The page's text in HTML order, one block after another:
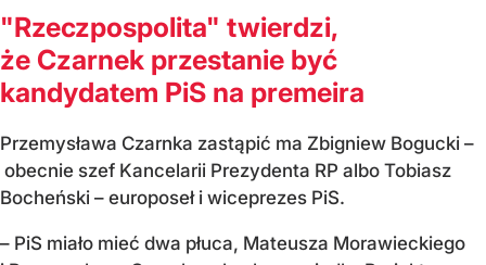
"Rzeczpospolita" twierdzi,
że Czarnek przestanie być
kandydatem PiS na premeira
Przemysława Czarnka zastąpić ma Zbigniew Bogucki –
obecnie szef Kancelarii Prezydenta RP albo Tobiasz
Bocheński – europoseł i wiceprezes PiS.
– PiS miało mieć dwa płuca, Mateusza Morawieckiego